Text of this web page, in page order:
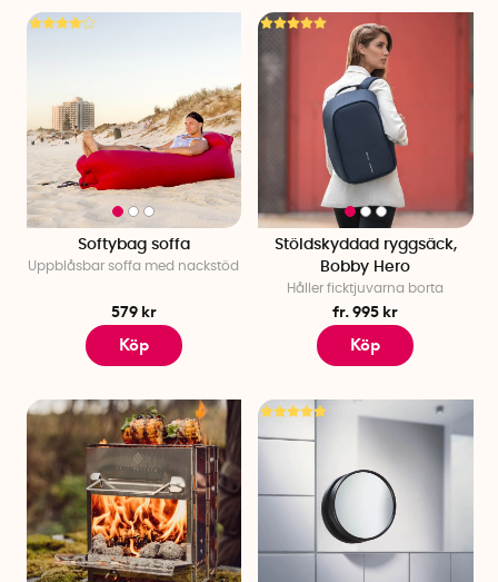
Softybag soffa
Uppblåsbar soffa med nackstöd
579 kr
Köp
Stöldskyddad ryggsäck,
Bobby Hero
Håller ficktjuvarna borta
fr. 995 kr
Köp